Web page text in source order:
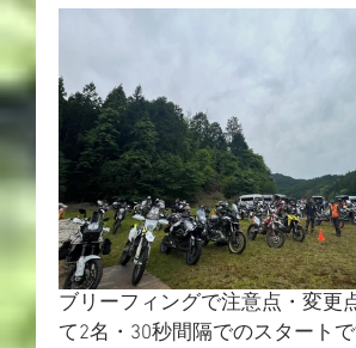
ブリーフィングで注意点・変更
て2名・30秒間隔でのスタート